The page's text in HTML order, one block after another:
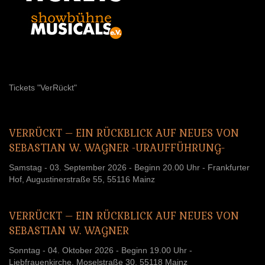
Tickets "VerRückt"
VERRÜCKT – EIN RÜCKBLICK AUF NEUES VON
SEBASTIAN W. WAGNER -URAUFFÜHRUNG-
Samstag - 03. September 2026 - Beginn 20.00 Uhr - Frankfurter
Hof, Augustinerstraße 55, 55116 Mainz
VERRÜCKT – EIN RÜCKBLICK AUF NEUES VON
SEBASTIAN W. WAGNER
Sonntag - 04. Oktober 2026 - Beginn 19.00 Uhr -
Liebfrauenkirche, Moselstraße 30, 55118 Mainz